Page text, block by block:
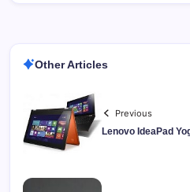
Other Articles
Previous
Lenovo IdeaPad